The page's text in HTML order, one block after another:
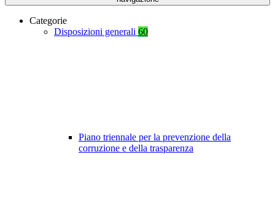
Categorie
Disposizioni generali 60
Piano triennale per la prevenzione della
corruzione e della trasparenza